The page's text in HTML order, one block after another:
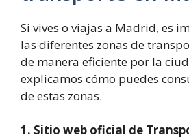
Si vives o viajas a Madrid, es
las diferentes zonas de
de manera eficiente por la
explicamos cómo puedes
de estas zonas.
1. Sitio web oficial de